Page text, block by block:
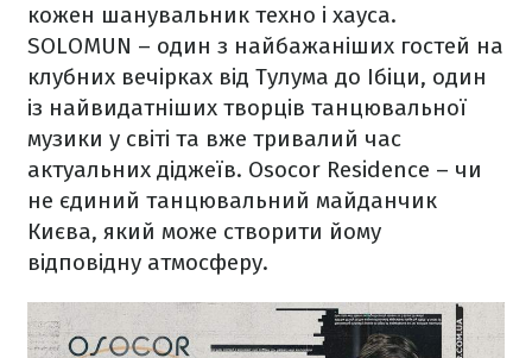
кожен шанувальник техно і хауса.
SOLOMUN – один з найбажаніших гостей на
клубних вечірках від Тулума до Ібіци, один
із найвидатніших творців танцювальної
музики у світі та вже тривалий час
актуальних діджеїв. Osocor Residence – чи
не єдиний танцювальний майданчик
Києва, який може створити йому
відповідну атмосферу.